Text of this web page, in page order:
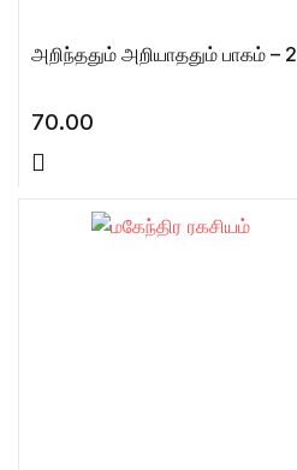
அறிந்ததும் அறியாததும் பாகம் – 2
70.00